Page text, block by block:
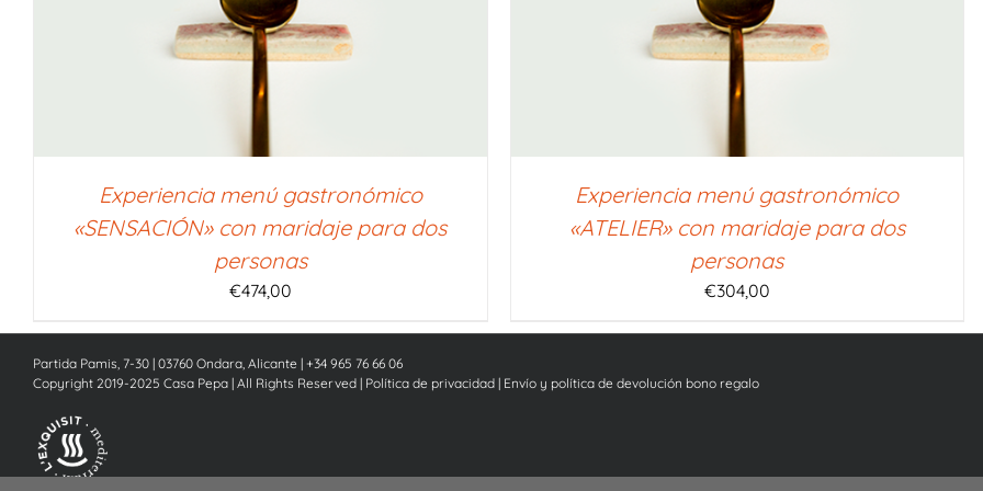
Experiencia menú gastronómico
«SENSACIÓN» con maridaje para dos
personas
€474,00
SELECCIONAR IMPORTE
Experiencia menú gastronómico
«ATELIER» con maridaje para dos
personas
€304,00
Partida Pamis, 7-30 | 03760 Ondara, Alicante | +34 965 76 66 06
Copyright 2019-2025 Casa Pepa | All Rights Reserved | Política de privacidad | Envío y política de devolución bono regalo